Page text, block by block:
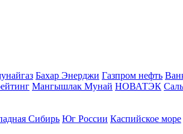
Бахар Энерджи Газпром нефть
Мангышлак Мунай НОВАТЭК
Сибирь Юг России Каспийское море